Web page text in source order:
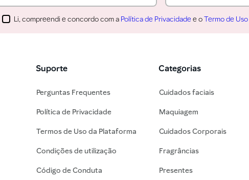
Li, compreendi e concordo com a Política de Privacidade e oTermo de Uso
Suporte
Perguntas Frequentes
Política de Privacidade
Termos de Uso da Plataforma
Condições de utilização
Código de Conduta
Categorias
Cuidados faciais
Maquiagem
Cuidados Corporais
Fragrâncias
Presentes